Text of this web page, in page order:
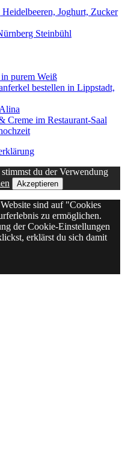
Joghurt, Zucker
Steinbühl
purem Weiß
bestellen in Lippstadt,
Creme im Restaurant-Saal
du der Verwendung
Akzeptieren
sind auf "Cookies
zu ermöglichen.
der Cookie-Einstellungen
erklärst du sich damit